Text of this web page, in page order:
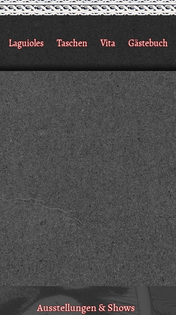
Laguioles Taschen Vita Gästebuch
Ausstellungen & Shows